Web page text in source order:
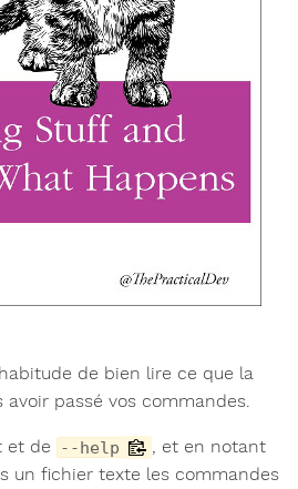
de bien lire ce que la
passé vos commandes.
et de --help
, et en notant
un fichier texte les commandes